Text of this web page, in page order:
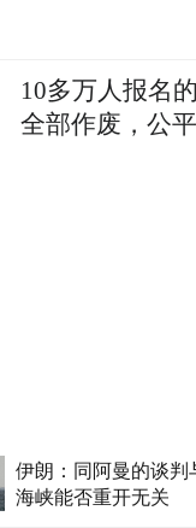
俄罗斯：对基辅的
打击
10多万人报名
全部作废，公
央视曝光！超8